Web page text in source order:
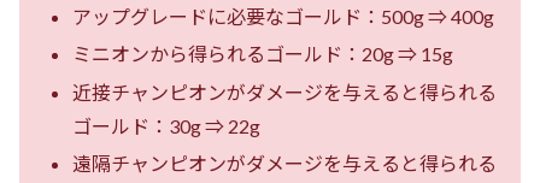
アップグレードに必要なゴールド：500g ⇒ 400g
ミニオンから得られるゴールド：20g ⇒ 15g
近接チャンピオンがダメージを与えると得られる
ゴールド：30g ⇒ 22g
遠隔チャンピオンがダメージを与えると得られる